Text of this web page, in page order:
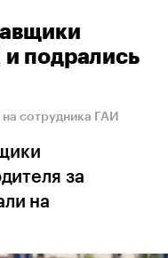
подрались
сотрудника ГАИ
за
на